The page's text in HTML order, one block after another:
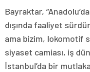
Bayraktar,
dışında faaliyet
ama bizim, lokomotif
siyaset camiası, iş
İstanbul’da bir